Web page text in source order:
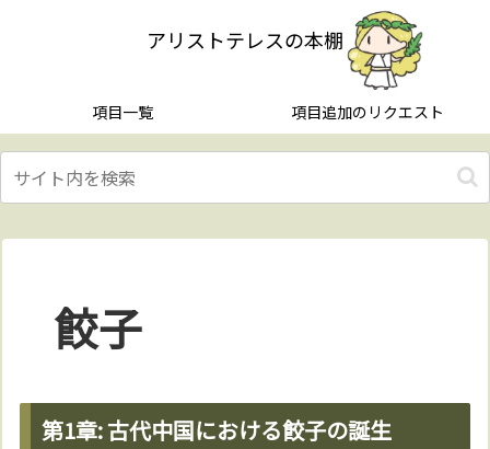
アリストテレスの本棚
項目一覧 項目追加のリクエスト
餃子
第1章: 古代中国における餃子の誕生